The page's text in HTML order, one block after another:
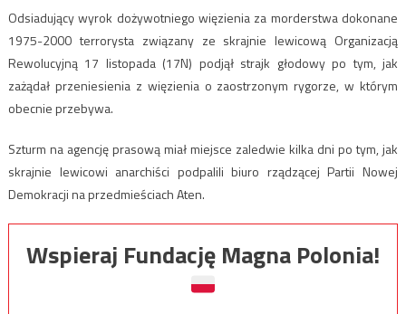
Odsiadujący wyrok dożywotniego więzienia za morderstwa dokonane
1975-2000 terrorysta związany ze skrajnie lewicową Organizacją
Rewolucyjną 17 listopada (17N) podjął strajk głodowy po tym, jak
zażądał przeniesienia z więzienia o zaostrzonym rygorze, w którym
obecnie przebywa.
Szturm na agencję prasową miał miejsce zaledwie kilka dni po tym, jak
skrajnie lewicowi anarchiści podpalili biuro rządzącej Partii Nowej
Demokracji na przedmieściach Aten.
Wspieraj Fundację Magna Polonia!